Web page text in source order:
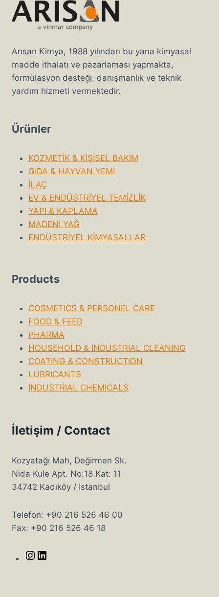
Arısan Kimya, 1988 yılından bu yana kimyasal
madde ithalatı ve pazarlaması yapmakta,
formülasyon desteği, danışmanlık ve teknik
yardım hizmeti vermektedir.
Ürünler
KOZMETİK & KİŞİSEL BAKIM
GIDA & HAYVAN YEMİ
İLAÇ
EV & ENDÜSTRİYEL TEMİZLİK
YAPI & KAPLAMA
MADENİ YAĞ
ENDÜSTRİYEL KİMYASALLAR
Products
COSMETICS & PERSONEL CARE
FOOD & FEED
PHARMA
HOUSEHOLD & INDUSTRIAL CLEANING
COATING & CONSTRUCTION
LUBRICANTS
INDUSTRIAL CHEMICALS
İletişim / Contact
Kozyatağı Mah, Değirmen Sk.
Nida Kule Apt. No:18 Kat: 11
34742 Kadıköy / Istanbul
Telefon: +90 216 526 46 00
Fax: +90 216 526 46 18